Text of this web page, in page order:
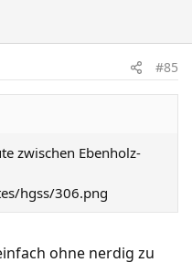
#85
zwischen Ebenholz-
hgss/306.png
ohne nerdig zu